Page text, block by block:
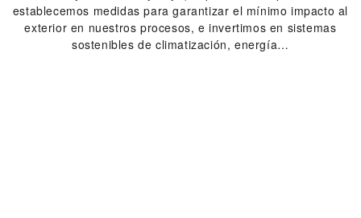
establecemos medidas para garantizar el mínimo impacto al
exterior en nuestros procesos, e invertimos en sistemas
sostenibles de climatización, energía…